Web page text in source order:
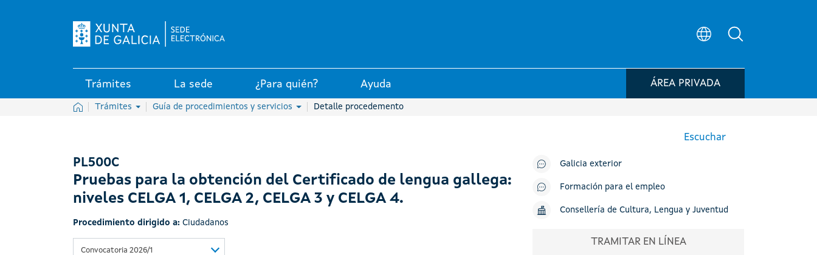
Trámites La sede ¿Para quién? Ayuda ÁREA PRIVADA
InicioTrámites Guía de procedimientos y servicios Detalle procedemento
Escuchar
PL500C
Pruebas para la obtención del Certificado de lengua gallega:
niveles CELGA 1, CELGA 2, CELGA 3 y CELGA 4.
Procedimiento dirigido a: Ciudadanos
Convocatoria 2026/1
Galicia exterior
Formación para el empleo
Consellería de Cultura, Lengua y Juventud
TRAMITAR EN LÍNEA